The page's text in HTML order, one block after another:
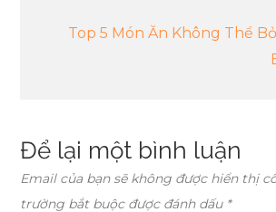
bàiTop 5 Món Ăn Không Thể
Để lại một bình luận
Email của bạn sẽ không được hiển thị
trường bắt buộc được đánh dấu *